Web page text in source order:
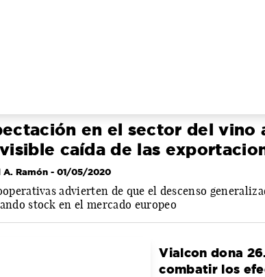
en el sector del vino
caída de las
A. Ramón - 01/05/2020
advierten de que el descenso
stock en el mercado europeo
Vialcon dona
combatir los